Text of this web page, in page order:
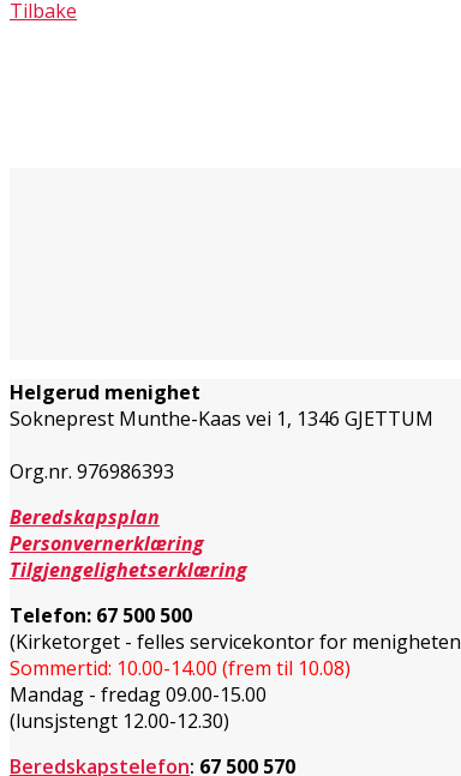
Tilbake
Helgerud menighet
Sokneprest Munthe-Kaas vei 1, 1346 GJETTUM
Org.nr. 976986393
Beredskapsplan
Personvernerklæring
Tilgjengelighetserklæring
Telefon: 67 500 500
(Kirketorget - felles servicekontor for
Sommertid: 10.00-14.00 (frem til 10.08)
Mandag - fredag 09.00-15.00
(lunsjstengt 12.00-12.30)
Beredskapstelefon: 67 500 570